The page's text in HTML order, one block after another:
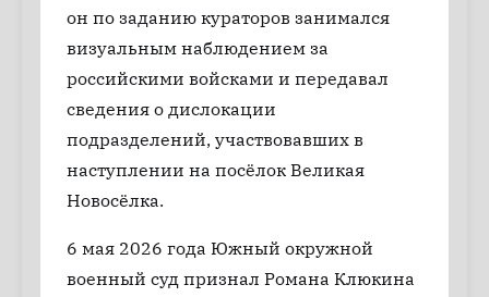
он по заданию кураторов занимался
визуальным наблюдением за
российскими войсками и передавал
сведения о дислокации
подразделений, участвовавших в
наступлении на посёлок Великая
Новосёлка.
6 мая 2026 года Южный окружной
военный суд признал Романа Клюкина